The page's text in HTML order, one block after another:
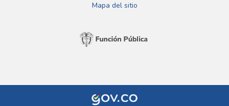
Mapa del sitio